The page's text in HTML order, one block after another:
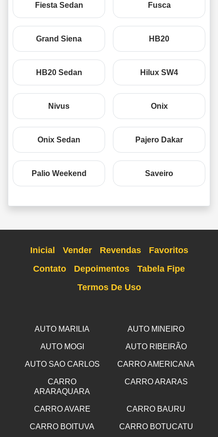
Fiesta Sedan Fusca
Grand Siena HB20
HB20 Sedan Hilux SW4
Nivus Onix
Onix Sedan Pajero Dakar
Palio Weekend Saveiro
Inicial Vender Revendas
Favoritos
Contato
Depoimentos
Tabela Fipe
Termos De Uso
AUTO MARILIA AUTO MINEIRO
AUTO MOGI AUTO RIBEIRÃO
AUTO SAO CARLOS CARRO AMERICANA
CARRO
ARARAQUARA
CARRO ARARAS
CARRO AVARE CARRO BAURU
CARRO BOITUVA CARRO BOTUCATU